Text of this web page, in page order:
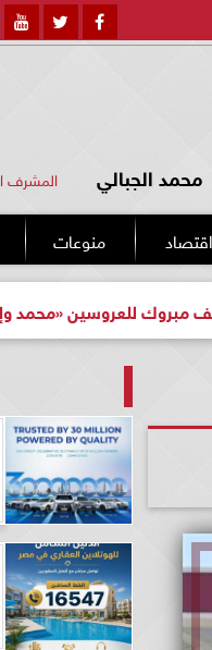
محمد الجبالي المشرف
اقتصاد منوعات
«محمد وإسراء»